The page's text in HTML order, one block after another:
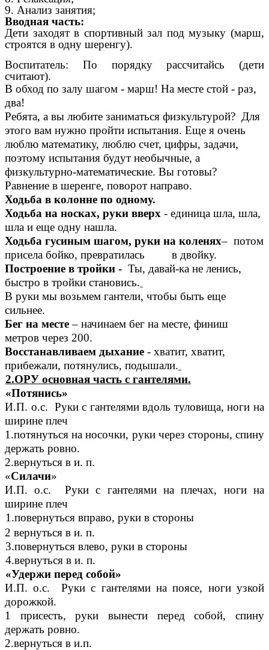
9. Анализ занятия;
Вводная часть:
Дети заходят в спортивный зал под музыку (марш,
строятся в одну шеренгу).
Воспитатель: По порядку рассчитайсь (дети
считают).
В обход по залу шагом - марш! На месте стой - раз,
два!
Ребята, а вы любите заниматься физкультурой? Для
этого вам нужно пройти испытания. Еще я очень
люблю математику, люблю счет, цифры, задачи,
поэтому испытания будут необычные, а
физкультурно-математические. Вы готовы?
Равнение в шеренге, поворот направо.
Ходьба в колонне по одному.
Ходьба на носках, руки вверх - единица шла, шла,
шла и еще одну нашла.
Ходьба гусиным шагом, руки на коленях– потом
присела бойко, превратилась в двойку.
Построение в тройки - Ты, давай-ка не ленись,
быстро в тройки становись.
В руки мы возьмем гантели, чтобы быть еще
сильнее.
Бег на месте– начинаем бег на месте, финиш
метров через 200.
Восстанавливаем дыхание - хватит, хватит,
прибежали, потянулись, подышали.
2.ОРУ основная часть с гантелями.
«Потянись»
И.П. о.с. Руки с гантелями вдоль туловища, ноги на
ширине плеч
1.потянуться на носочки, руки через стороны, спину
держать ровно.
2.вернуться в и. п.
«Силачи»
И.П. о.с. Руки с гантелями на плечах, ноги на
ширине плеч
1.повернуться вправо, руки в стороны
2 вернуться в и. п.
3.повернуться влево, руки в стороны
4.вернуться в и. п.
«Удержи перед собой»
И.П. о.с. Руки с гантелями на поясе, ноги узкой
дорожкой.
1 присесть, руки вынести перед собой, спину
держать ровно.
2.вернуться в и.п.